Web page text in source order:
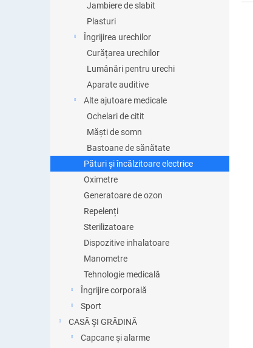
Jambiere de slabit
Plasturi
Îngrijirea urechilor
Curățarea urechilor
Lumânări pentru urechi
Aparate auditive
Alte ajutoare medicale
Ochelari de citit
Măști de somn
Bastoane de sănătate
Pături și încălzitoare electrice
Oximetre
Generatoare de ozon
Repelenți
Sterilizatoare
Dispozitive inhalatoare
Manometre
Tehnologie medicală
Îngrijire corporală
Sport
CASĂ ȘI GRĂDINĂ
Capcane și alarme